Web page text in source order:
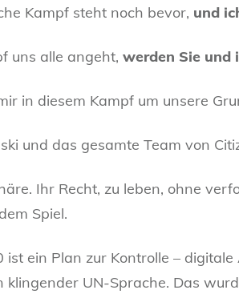
Kampf steht noch bevor, und
uns alle angeht, werden Sie und
in diesem Kampf um unsere
und das gesamte Team von
Ihr Recht, zu leben, ohne
Spiel.
ist ein Plan zur Kontrolle –
klingender UN-Sprache. Das